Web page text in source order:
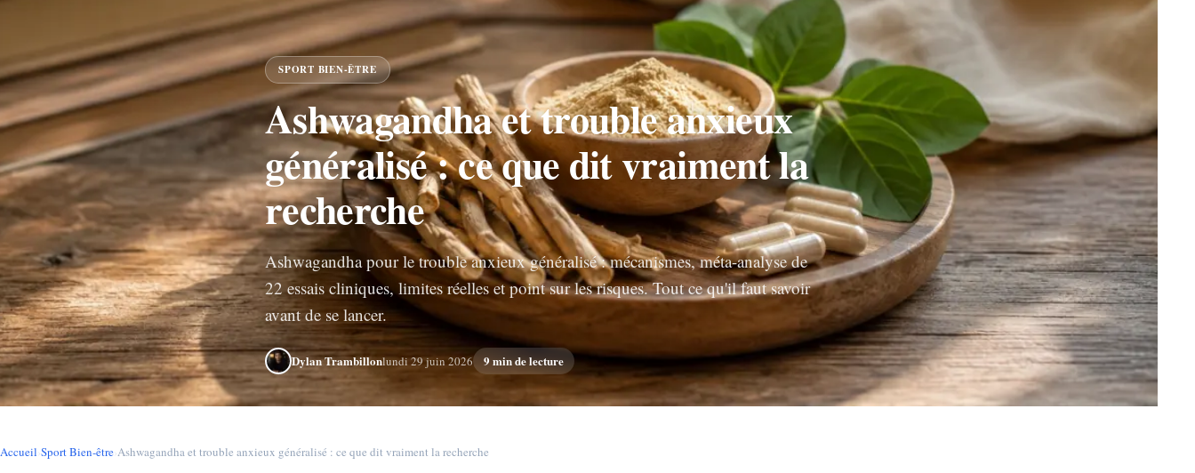
SPORT BIEN-ÊTRE
Ashwagandha et trouble anxieux
généralisé : ce que dit vraiment la
recherche
Ashwagandha pour le trouble anxieux généralisé : mécanismes, méta-analyse de
22 essais cliniques, limites réelles et point sur les risques. Tout ce qu'il faut savoir
avant de se lancer.
Dylan Trambillonlundi 29 juin 2026 9 min de lecture
Accueil›Sport Bien-être›Ashwagandha et trouble anxieux généralisé : ce que dit vraiment la recherche